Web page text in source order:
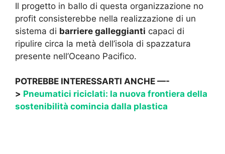
Il progetto in ballo di questa organizzazione no
profit consisterebbe nella realizzazione di un
sistema di barriere galleggianti capaci di
ripulire circa la metà dell’isola di spazzatura
presente nell’Oceano Pacifico.
POTREBBE INTERESSARTI ANCHE —-
> Pneumatici riciclati: la nuova frontiera della
sostenibilità comincia dalla plastica